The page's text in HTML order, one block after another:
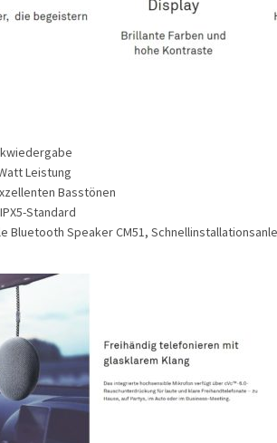
Leistung
Basstönen
Standard
Bluetooth Speaker CM51,